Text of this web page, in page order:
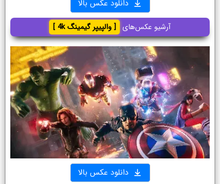
دانلود عکس بالا
آرشیو عکس‌های [ والپیپر گیمینگ 4k ]
دانلود عکس بالا